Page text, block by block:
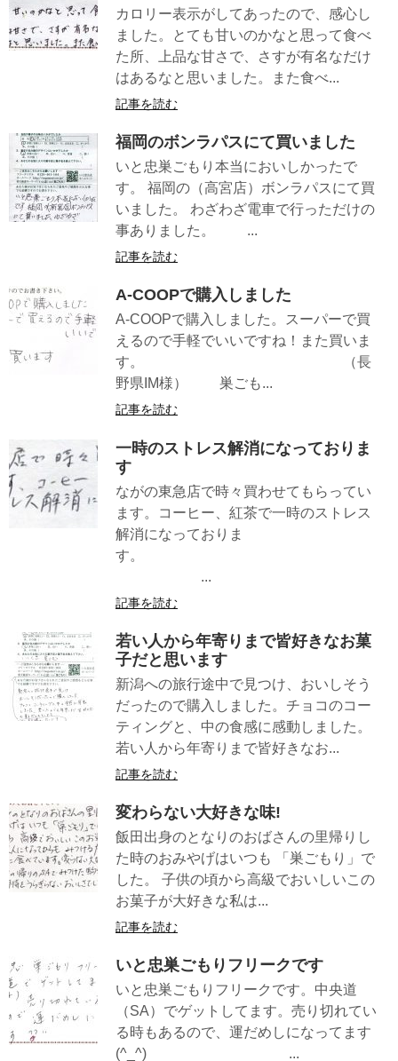
カロリー表示がしてあったので、感心し
ました。とても甘いのかなと思って食べ
た所、上品な甘さで、さすが有名なだけ
はあるなと思いました。また食べ...
記事を読む
福岡のボンラパスにて買いました
いと忠巣ごもり本当においしかったで
す。 福岡の（高宮店）ボンラパスにて買
いました。 わざわざ電車で行っただけの
事ありました。 ...
記事を読む
A-COOPで購入しました
A-COOPで購入しました。スーパーで買
えるので手軽でいいですね！また買いま
す。 （長
野県IM様） 巣ごも...
記事を読む
一時のストレス解消になっておりま
す
ながの東急店で時々買わせてもらってい
ます。コーヒー、紅茶で一時のストレス
解消になっておりま
す。
...
記事を読む
若い人から年寄りまで皆好きなお菓
子だと思います
新潟への旅行途中で見つけ、おいしそう
だったので購入しました。チョコのコー
ティングと、中の食感に感動しました。
若い人から年寄りまで皆好きなお...
記事を読む
変わらない大好きな味!
飯田出身のとなりのおばさんの里帰りし
た時のおみやげはいつも 「巣ごもり」で
した。 子供の頃から高級でおいしいこの
お菓子が大好きな私は...
記事を読む
いと忠巣ごもりフリークです
いと忠巣ごもりフリークです。中央道
（SA）でゲットしてます。売り切れてい
る時もあるので、運だめしになってます
(^_^) ...